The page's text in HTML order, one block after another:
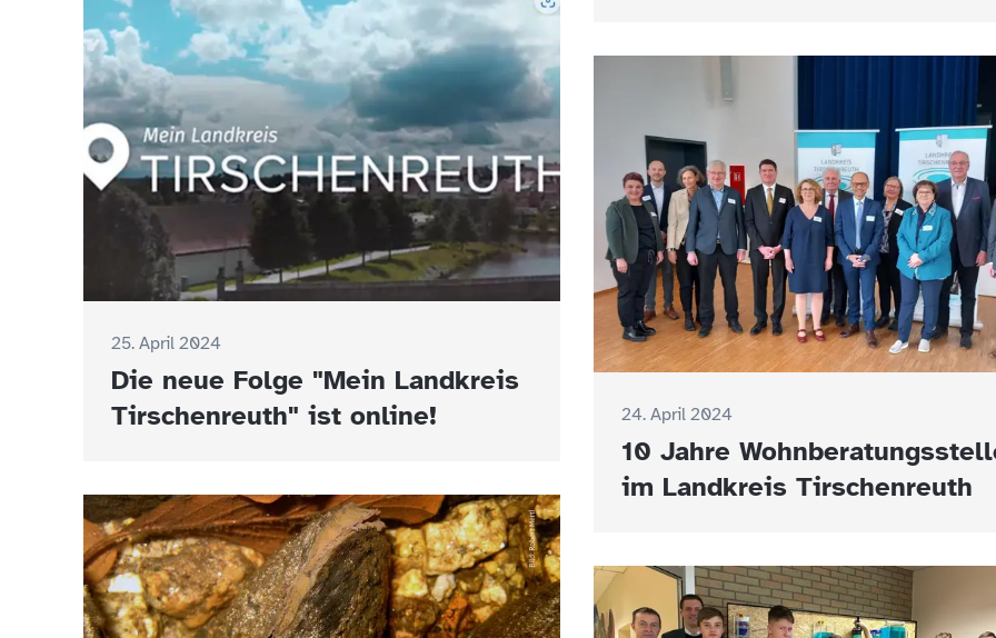
25. April 2024
Die neue Folge "Mein Landkreis
Tirschenreuth" ist online!
24. April 2024
10 Jahre
im Landkreis Tirschenreuth